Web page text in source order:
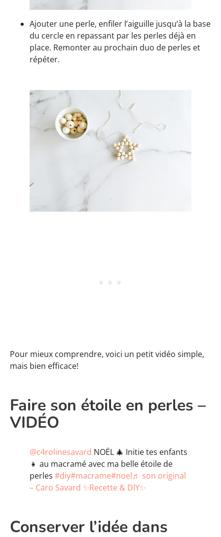
Ajouter une perle, enfiler l’aiguille jusqu’à la base
du cercle en repassant par les perles déjà en
place. Remonter au prochain duo de perles et
répéter.
Pour mieux comprendre, voici un petit vidéo simple,
mais bien efficace!
Faire son étoile en perles –
VIDÉO
@c4rolinesavard NOËL 🎄 Initie tes enfants
👧 au macramé avec ma belle étoile de
perles #diy#macrame#noel♬ son original
– Caro Savard ✨Recette & DIY✨
Conserver l’idée dans